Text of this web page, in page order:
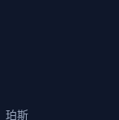
珀斯